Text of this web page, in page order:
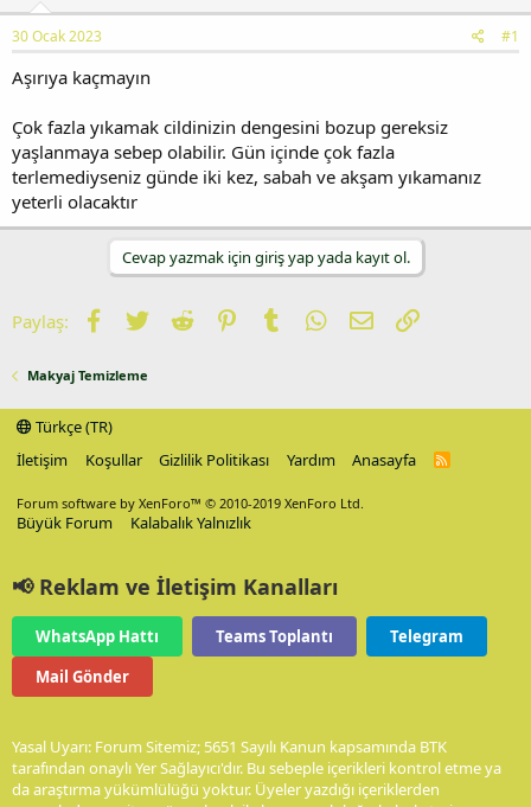
b
a
l
t
a
n
g
ı
t
r
i
h
i
30 Ocak 2023 #1
Aşırıya kaçmayın
Çok fazla yıkamak cildinizin dengesini bozup gereksiz
yaşlanmaya sebep olabilir. Gün içinde çok fazla
terlemediyseniz günde iki kez, sabah ve akşam yıkamanız
yeterli olacaktır
Cevap yazmak için giriş yap yada kayıt ol.
Paylaş: Facebook
TwitterReddit PinterestTumblrWhatsApp
E-postaLink
Makyaj Temizleme
Türkçe (TR)
İletişim
Koşullar Gizlilik Politikası Yardım Anasayfa
R
Forum software by XenForo™ © 2010-2019 XenForo Ltd.
Büyük Forum Kalabalık Yalnızlık
📢 Reklam ve İletişim Kanalları
WhatsApp Hattı Teams Toplantı
Telegram
Mail Gönder
Yasal Uyarı: Forum Sitemiz; 5651 Sayılı Kanun kapsamında BTK
tarafından onaylı Yer Sağlayıcı'dır. Bu sebeple içerikleri kontrol etme ya
da araştırma yükümlülüğü yoktur. Üyeler yazdığı içeriklerden